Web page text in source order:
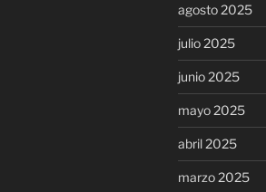
agosto 2025
julio 2025
junio 2025
mayo 2025
abril 2025
marzo 2025